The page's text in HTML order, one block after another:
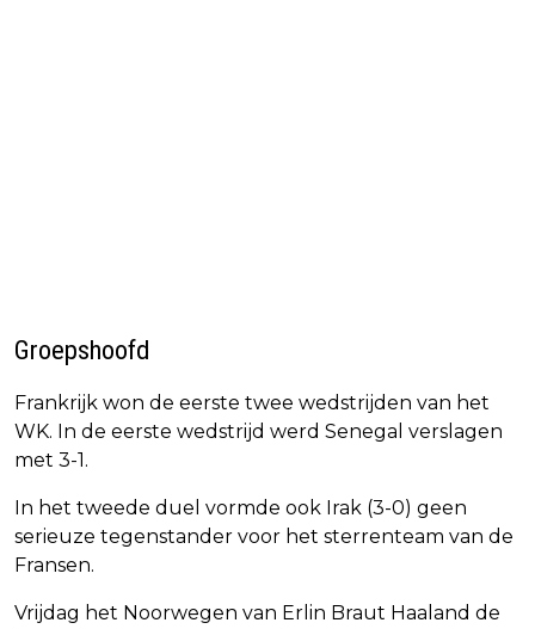
Groepshoofd
Frankrijk won de eerste twee wedstrijden van het
WK. In de eerste wedstrijd werd Senegal verslagen
met 3-1.
In het tweede duel vormde ook Irak (3-0) geen
serieuze tegenstander voor het sterrenteam van de
Fransen.
Vrijdag het Noorwegen van Erlin Braut Haaland de